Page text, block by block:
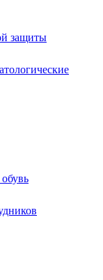
защиты